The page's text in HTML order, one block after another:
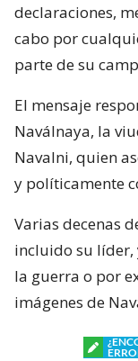
declaraciones,
cabo por
parte de su
El mensaje
Naválnaya, la
Navalni, quien
y políticamente
Varias decenas
incluido su
la guerra o por
imágenes de